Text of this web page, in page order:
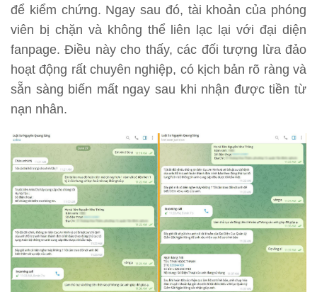
để kiểm chứng. Ngay sau đó, tài khoản của phóng
viên bị chặn và không thể liên lạc lại với đại diện
fanpage. Điều này cho thấy, các đối tượng lừa đảo
hoạt động rất chuyên nghiệp, có kịch bản rõ ràng và
sẵn sàng biến mất ngay sau khi nhận được tiền từ
nạn nhân.